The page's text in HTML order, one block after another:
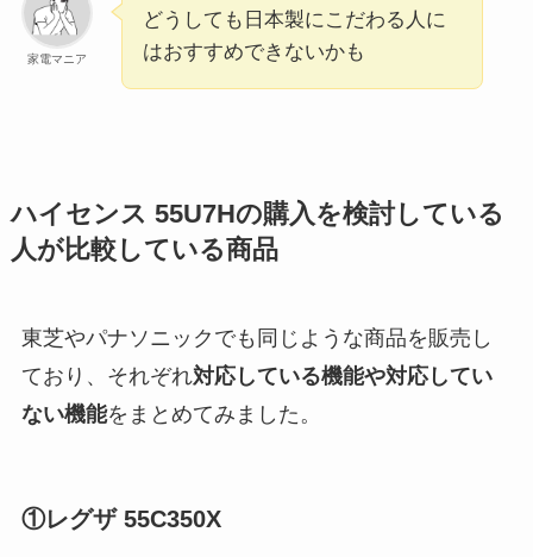
家電マニア
どうしても日本製にこだわる人に
はおすすめできないかも
ハイセンス 55U7Hの購入を検討している
人が比較している商品
東芝やパナソニックでも同じような商品を販売し
ており、それぞれ対応している機能や対応してい
ない機能をまとめてみました。
①レグザ 55C350X